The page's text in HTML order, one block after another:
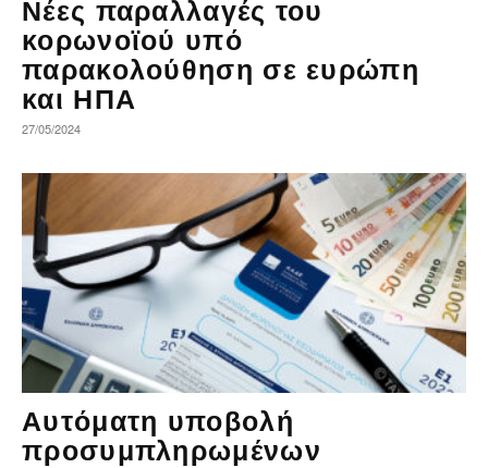
Νέες παραλλαγές του
κορωνοϊού υπό
παρακολούθηση σε ευρώπη
και ΗΠΑ
27/05/2024
Αυτόματη υποβολή
προσυμπληρωμένων